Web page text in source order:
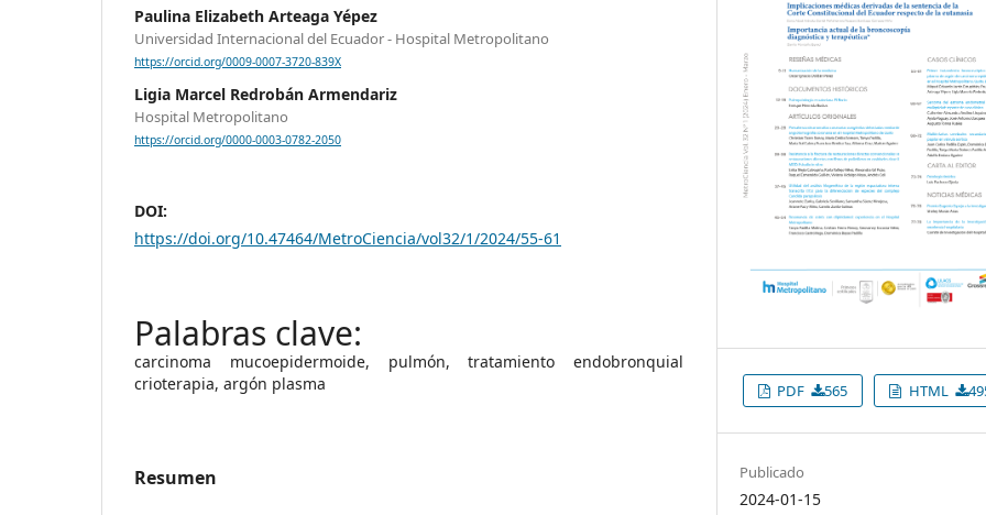
Paulina Elizabeth Arteaga Yépez
Universidad Internacional del Ecuador - Hospital Metropolitano
https://orcid.org/0009-0007-3720-839X
Ligia Marcel Redrobán Armendariz
Hospital Metropolitano
https://orcid.org/0000-0003-0782-2050
DOI:
https://doi.org/10.47464/MetroCiencia/vol32/1/2024/55-61
carcinoma mucoepidermoide, pulmón, tratamiento endobronquial
crioterapia, argón plasma
Resumen
PDF 565 HTML
Publicado
2024-01-15